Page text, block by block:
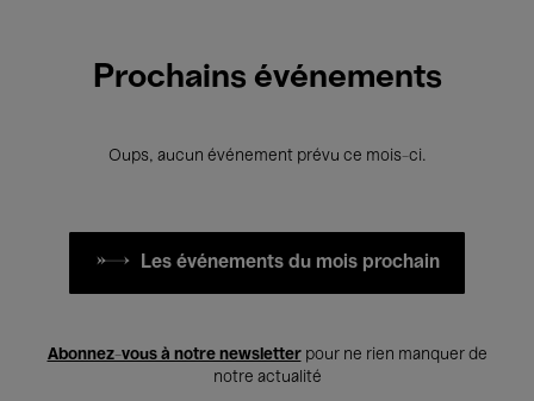
Prochains événements
Oups, aucun événement prévu ce mois-ci.
Les événements du mois prochain
Abonnez-vous à notre newsletterpour ne rien manquer de
notre actualité